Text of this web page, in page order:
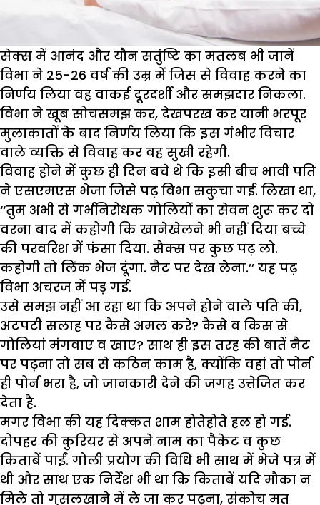
सेक्स में आनंद और यौन सतुंष्टि का मतलब भी जानें
विभा ने 25-26 वर्ष की उम्र में जिस से विवाह करने का
निर्णय लिया वह वाकई दूरदर्शी और समझदार निकला.
विभा ने खूब सोचसमझ कर, देखपरख कर यानी भरपूर
मुलाकातों के बाद निर्णय लिया कि इस गंभीर विचार
वाले व्यक्ति से विवाह कर वह सुखी रहेगी.
विवाह होने में कुछ ही दिन बचे थे कि इसी बीच भावी पति
ने एसएमएस भेजा जिसे पढ़ विभा सकुचा गई. लिखा था,
‘‘तुम अभी से गर्भनिरोधक गोलियों का सेवन शुरू कर दो
वरना बाद में कहोगी कि खानेखेलने भी नहीं दिया बच्चे
की परवरिश में फंसा दिया. सैक्स पर कुछ पढ़ लो.
कहोगी तो लिंक भेज दूंगा. नैट पर देख लेना.’’ यह पढ़
विभा अचरज में पड़ गई.
उसे समझ नहीं आ रहा था कि अपने होने वाले पति की,
अटपटी सलाह पर कैसे अमल करे? कैसे व किस से
गोलियां मंगवाए व खाए? साथ ही इस तरह की बातें नैट
पर पढ़ना तो सब से कठिन काम है, क्योंकि वहां तो पोर्न
ही पोर्न भरा है, जो जानकारी देने की जगह उत्तेजित कर
देता है.
मगर विभा की यह दिक्कत शाम होतेहोते हल हो गई.
दोपहर की कुरियर से अपने नाम का पैकेट व कुछ
किताबें पाईं. गोली प्रयोग की विधि भी साथ में भेजे पत्र में
थी और साथ एक निर्देश भी था कि किताबें यदि मौका न
मिले तो गुसलखाने में ले जा कर पढ़ना, संकोच मत